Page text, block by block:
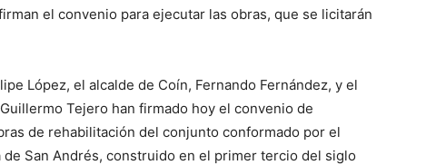
el convenio para ejecutar las obras, que se licitarán
López, el alcalde de Coín, Fernando Fernández, y el
Tejero han firmado hoy el convenio de
de rehabilitación del conjunto conformado por el
de San Andrés, construido en el primer tercio del siglo